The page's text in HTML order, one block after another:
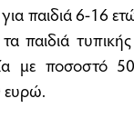
παιδιά 6-16
παιδιά
με ποσοστό
ευρώ.